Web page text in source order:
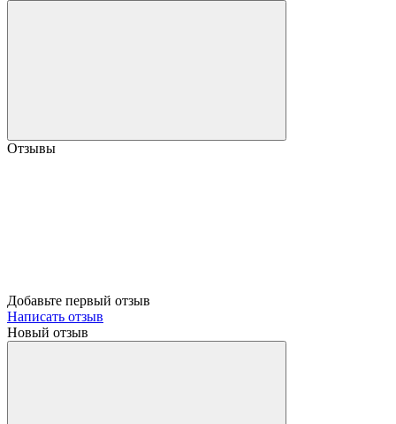
Отзывы
Добавьте первый отзыв
Написать отзыв
Новый отзыв